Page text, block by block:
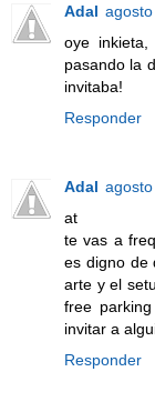
Adal agosto
oye
pasando la
invitaba!
Responder
Adal agosto
at
te vas a
es digno de
arte y el
free
invitar a
Responder